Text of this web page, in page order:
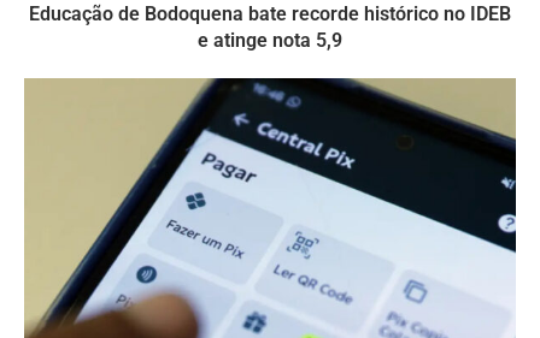
Educação de Bodoquena bate recorde histórico no IDEB
e atinge nota 5,9